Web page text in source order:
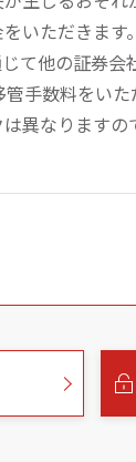
いただきま
て他の証券
手数料をい
異なります